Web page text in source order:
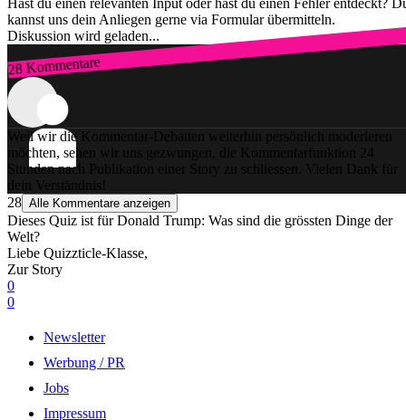
Hast du einen relevanten Input oder hast du einen Fehler entdeckt?
kannst uns dein Anliegen gerne via Formular übermitteln.
Diskussion wird geladen...
28 Kommentare
Zum Login
Weil wir die Kommentar-Debatten weiterhin persönlich moderieren
möchten, sehen wir uns gezwungen, die Kommentarfunktion 24
Stunden nach Publikation einer Story zu schliessen. Vielen Dank für
dein Verständnis!
28 Alle Kommentare anzeigen
Dieses Quiz ist für Donald Trump: Was sind die grössten Dinge der
Welt?
Liebe Quizzticle-Klasse,
Zur Story
0
0
Newsletter
Werbung / PR
Jobs
Impressum